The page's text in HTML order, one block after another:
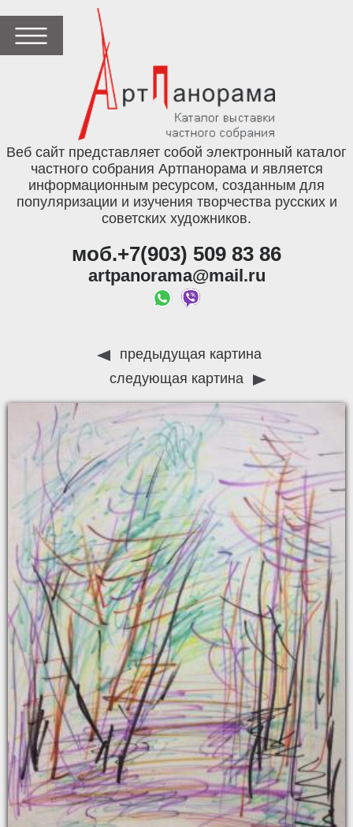
Веб сайт представляет собой электронный каталог
частного собрания Артпанорама и является
информационным ресурсом, созданным для
популяризации и изучения творчества русских и
советских художников.
моб.+7(903) 509 83 86
artpanorama@mail.ru
предыдущая картина
следующая картина